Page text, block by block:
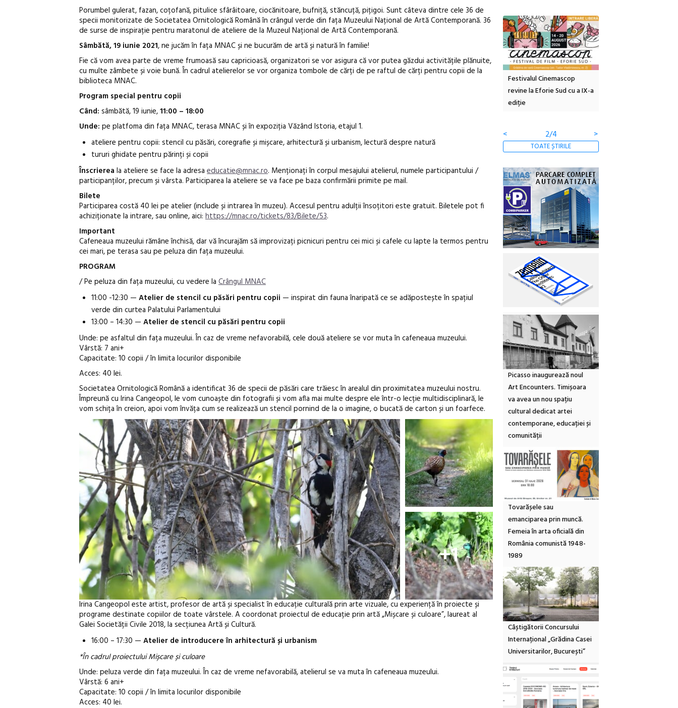
Porumbel gulerat, fazan, coțofană, pitulice sfârâitoare, ciocănitoare, bufniță, stăncuță, pițigoi. Sunt câteva dintre cele 36 de
specii monitorizate de Societatea Ornitologică Română în crângul verde din fața Muzeului Național de Artă Contemporană. 36
de surse de inspirație pentru maratonul de ateliere de la Muzeul Național de Artă Contemporană.
Sâmbătă, 19 iunie 2021, ne jucăm în fața MNAC și ne bucurăm de artă și natură în familie!
Fie că vom avea parte de vreme frumoasă sau capricioasă, organizatori se vor asigura că vor putea găzdui activitățile plănuite,
cu multe zâmbete și voie bună. În cadrul atelierelor se vor organiza tombole de cărți de pe raftul de cărți pentru copii de la
biblioteca MNAC.
Program special pentru copii
Când: sâmbătă, 19 iunie,11:00 – 18:00
Unde: pe platfoma din fața MNAC, terasa MNAC și în expoziția Văzând Istoria, etajul 1.
ateliere pentru copii: stencil cu păsări, coregrafie și mișcare, arhitectură și urbanism, lectură despre natură
tururi ghidate pentru părinți și copii
Înscrierea la ateliere se face la adresa educatie@mnac.ro. Menționați în corpul mesajului atelierul, numele participantului /
participanților, precum și vârsta. Participarea la ateliere se va face pe baza confirmării primite pe mail.
Bilete
Participarea costă 40 lei pe atelier(include și intrarea în muzeu). Accesul pentru adulții însoțitori este gratuit. Biletele pot fi
achiziționate la intrare, sau online, aici: https://mnac.ro/tickets/83/Bilete/53.
Important
Cafeneaua muzeului rămâne închisă, dar vă încurajăm să improvizați picnicuri pentru cei mici și cafele cu lapte la termos pentru
cei mari, pe terasa sau pe peluza din fața muzeului.
PROGRAM
/ Pe peluza din fața muzeului, cu vedere la Crângul MNAC
11:00 -12:30 — Atelier de stencil cu păsări pentru copii — inspirat din fauna înaripată ce se adăpostește în spațiul
verde din curtea Palatului Parlamentului
13:00 – 14:30 — Atelier de stencil cu păsări pentru copii
Unde: pe asfaltul din fața muzeului. În caz de vreme nefavorabilă, cele două ateliere se vor muta în cafeneaua muzeului.
Vârstă: 7 ani+
Capacitate: 10 copii / în limita locurilor disponibile
Acces: 40 lei.
Societatea Ornitologică Română a identificat 36 de specii de păsări care trăiesc în arealul din proximitatea muzeului nostru.
Împreună cu Irina Cangeopol, le vom cunoaște din fotografii și vom afla mai multe despre ele într-o lecție multidisciplinară, le
vom schița în creion, apoi vom învăța cum se realizează un stencil pornind de la o imagine, o bucată de carton și un foarfece.
+1
Irina Cangeopol este artist, profesor de artă și specialist în educație culturală prin arte vizuale, cu experiență în proiecte și
programe destinate copiilor de toate vârstele. A coordonat proiectul de educație prin artă „Mișcare și culoare”, laureat al
Galei Societății Civile 2018, la secțiunea Artă și Cultură.
16:00 – 17:30 — Atelier de introducere în arhitectură și urbanism
*În cadrul proiectului Mișcare și culoare
Unde: peluza verde din fața muzeului. În caz de vreme nefavorabilă, atelierul se va muta în cafeneaua muzeului.
Vârstă: 6 ani+
Capacitate: 10 copii / în limita locurilor disponibile
Acces: 40 lei.
Festivalul Cinemascop
Sleeping Beauties la Borsec:
dulceață de amintiri la
borcan, o cameră obscură și
<
3/4 >
TOATE ȘTIRILE
Picasso inaugurează noul
Art Encounters. Timișoara
va avea un nou spațiu
cultural dedicat artei
contemporane, educației și
comunității
Tovarășele sau
emanciparea prin muncă.
Femeia în arta oficială din
România comunistă 1948-
1989
Câștigătorii Concursului
Internațional „Grădina Casei
Universitarilor, București”